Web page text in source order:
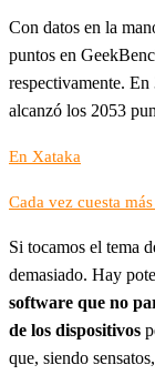
Con datos en la
puntos en
respectivamente.
alcanzó los 2053
En Xataka
Cada vez cuesta
Si tocamos el tema
demasiado. Hay
software que no
de los dispositivos
que, siendo